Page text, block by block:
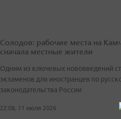
Солодов: рабочие места на
сначала местные жители
Одним из ключевых нововведений
экзаменов для иностранцев по
законодательства России
22:08, 11 июля 2026